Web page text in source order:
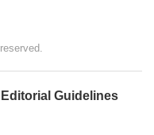
Editorial Guidelines